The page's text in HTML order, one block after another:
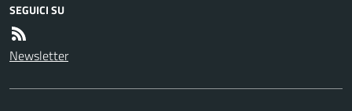
SEGUICI SU
Newsletter